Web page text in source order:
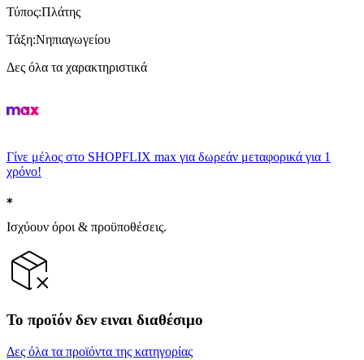
Τύπος:Πλάτης
Τάξη:Νηπιαγωγείου
Δες όλα τα χαρακτηριστικά
Γίνε μέλος στο SHOPFLIX max για δωρεάν μεταφορικά για 1
χρόνο!
Ισχύουν όροι & προϋποθέσεις.
Το προϊόν δεν ειναι διαθέσιμο
Δες όλα τα προϊόντα της κατηγορίας